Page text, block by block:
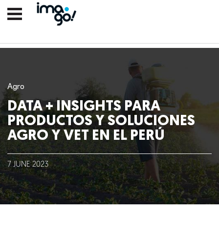
Nosotros
Clientes
Lo que hacemos
Agro
DATA + INSIGHTS PARA
PRODUCTOS Y SOLUCIONES
AGRO Y VET EN EL PERÚ
7 JUNE 2023